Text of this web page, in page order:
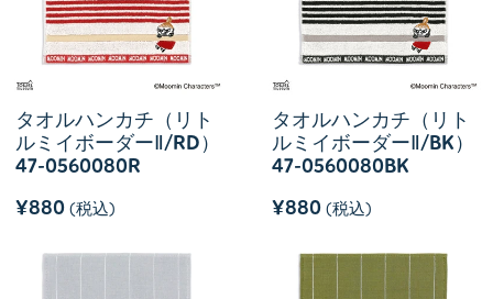
タオルハンカチ（リト
ルミイボーダーⅡ/RD）
47-0560080R
¥880 (税込)
タオルハンカチ（リト
ルミイボーダーⅡ/BK）
47-0560080BK
¥880 (税込)